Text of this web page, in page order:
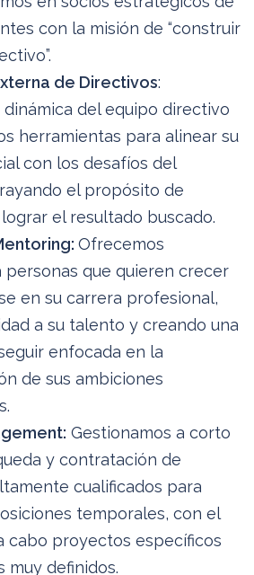
con la misión de “construir
de Directivos:
dinámica del equipo directivo
herramientas para alinear su
con los desafíos del
el propósito de
el resultado buscado.
Ofrecemos
personas que quieren crecer
en su carrera profesional,
a su talento y creando una
enfocada en la
de sus ambiciones
Gestionamos a corto
y contratación de
cualificados para
temporales, con el
cabo proyectos específicos
muy definidos.